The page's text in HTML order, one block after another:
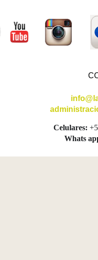
Celulares:
Whats